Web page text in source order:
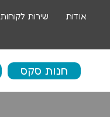
אודות שירות לקוחות
חנות סקס